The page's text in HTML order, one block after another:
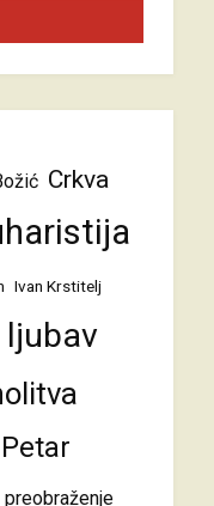
Crkva
Ivan Krstitelj
ljubav
Petar
preobraženje